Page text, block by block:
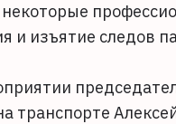
и изъятие следов
транспорте